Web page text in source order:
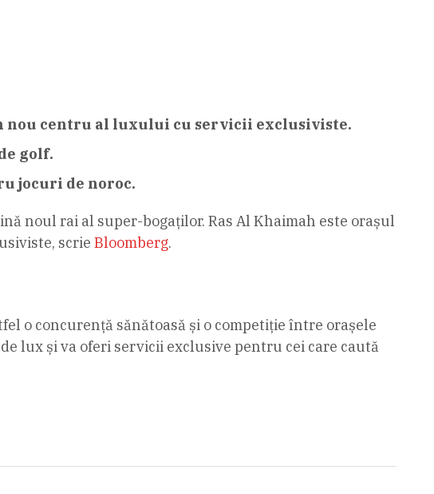
nou centru al luxului cu servicii exclusiviste.
golf.
jocuri de noroc.
noul rai al super-bogaţilor. Ras Al Khaimah este orașul
scrie Bloomberg.
o concurență sănătoasă și o competiție între orașele
lux și va oferi servicii exclusive pentru cei care caută